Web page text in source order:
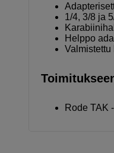
1/4, 3/8 ja
Helppo
Valmistettu
Rode TAK